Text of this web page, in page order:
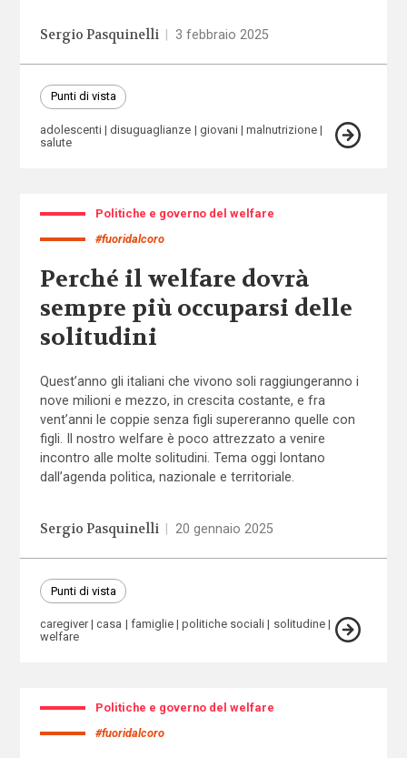
Sergio Pasquinelli 3 febbraio 2025
Punti di vista
adolescenti disuguaglianze giovani
malnutrizione
salute
Politiche e governo del welfare
#fuoridalcoro
Perché il welfare dovrà
sempre più occuparsi delle
solitudini
Quest’anno gli italiani che vivono soli raggiungeranno i
nove milioni e mezzo, in crescita costante, e fra
vent’anni le coppie senza figli supereranno quelle con
figli. Il nostro welfare è poco attrezzato a venire
incontro alle molte solitudini. Tema oggi lontano
dall’agenda politica, nazionale e territoriale.
Sergio Pasquinelli 20 gennaio 2025
Punti di vista
caregiver casa famiglie politiche sociali
solitudine
welfare
Politiche e governo del welfare
#fuoridalcoro